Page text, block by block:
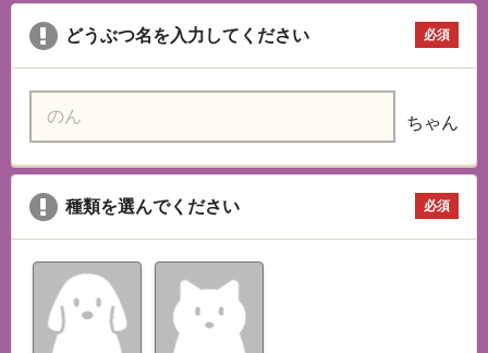
どうぶつ名を入力してください 必須
ちゃん
種類を選んでください 必須